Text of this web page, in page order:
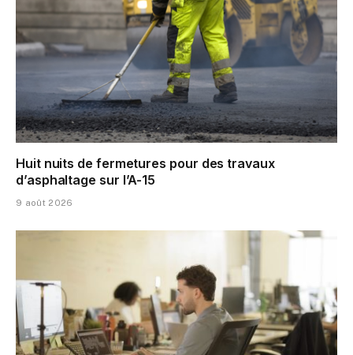
Huit nuits de fermetures pour des travaux
d’asphaltage sur l’A-15
9 août 2026